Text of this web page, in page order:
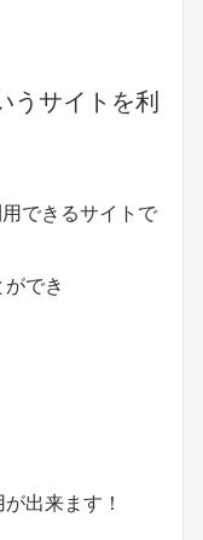
うサイトを利
できるサイトで
でき
出来ます！